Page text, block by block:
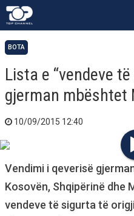
BOTA
Lista e “vendeve
gjerman mbështet
10/09/2015 12:40
Vendimi i qeverisë
Kosovën, Shqipërinë dhe
vendeve të sigurta të